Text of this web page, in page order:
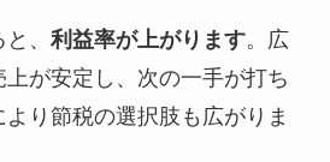
、 利益率が上がります。広
が安定し、次の一手が打ち
り節税の選択肢も広がりま